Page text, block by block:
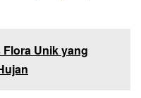
Unik yang